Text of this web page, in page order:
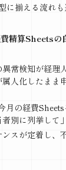
に揃える流れも
精算Sheetsの
常検知が経理
人化したまま
月の経費
別に列挙して」
スが定着し、